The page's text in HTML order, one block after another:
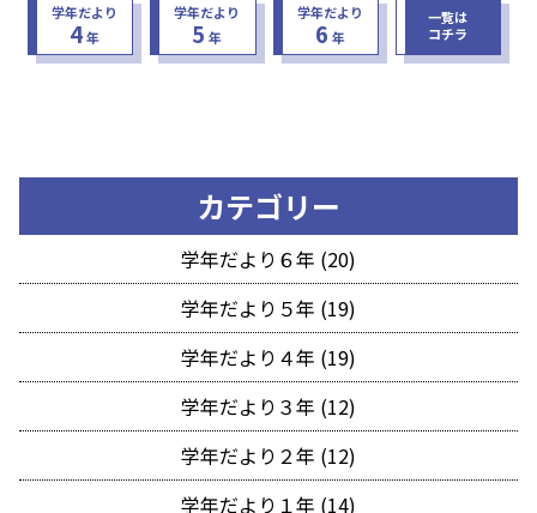
学年だより
4年
学年だより
5 年
学年だより
6 年
一覧は
コチラ
カテゴリー
学年だより６年 (20)
学年だより５年 (19)
学年だより４年 (19)
学年だより３年 (12)
学年だより２年 (12)
学年だより１年 (14)